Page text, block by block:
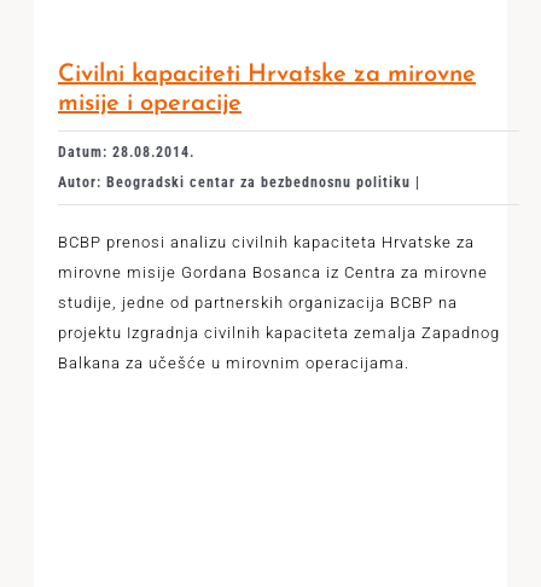
Civilni kapaciteti Hrvatske za mirovne
misije i operacije
Datum: 28.08.2014.
Autor: Beogradski centar za bezbednosnu politiku |
BCBP prenosi analizu civilnih kapaciteta Hrvatske za
mirovne misije Gordana Bosanca iz Centra za mirovne
studije, jedne od partnerskih organizacija BCBP na
projektu Izgradnja civilnih kapaciteta zemalja Zapadnog
Balkana za učešće u mirovnim operacijama.